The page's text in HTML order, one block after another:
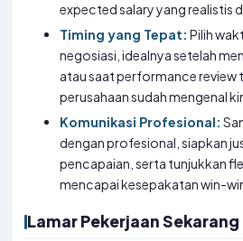
expected salary yang realistis
Timing yang Tepat: Pilih
negosiasi, idealnya setelah
atau saat performance review
perusahaan sudah mengenal
Komunikasi Profesional:
dengan profesional, siapkan
pencapaian, serta tunjukkan
mencapai kesepakatan win-
Lamar Pekerjaan